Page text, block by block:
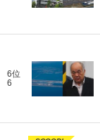
6位
6